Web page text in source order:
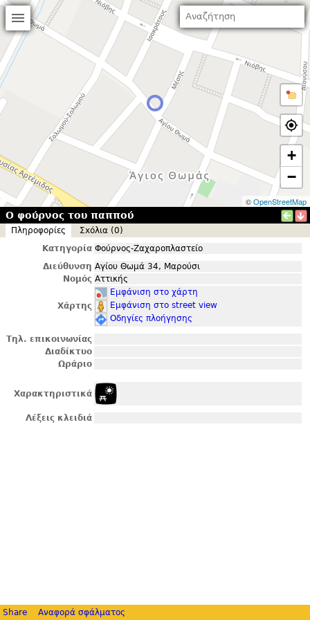
+
−
©OpenStreetMap
Ο φούρνος του παππού
Πληροφορίες
Σxόλια (0)
Κατηγορία Φούρνος-Ζαχαροπλαστείο
Διεύθυνση Αγίου Θωμά 34, Μαρούσι
Νομός Αττικής
Χάρτης
Εμφάνιση στο χάρτη
Εμφάνιση στο street view
Οδηγίες πλοήγησης
Τηλ. επικοινωνίας
Διαδίκτυο
Ωράριο
Χαρακτηριστικά
Λέξεις κλειδιά
Share Αναφορά σφάλματος